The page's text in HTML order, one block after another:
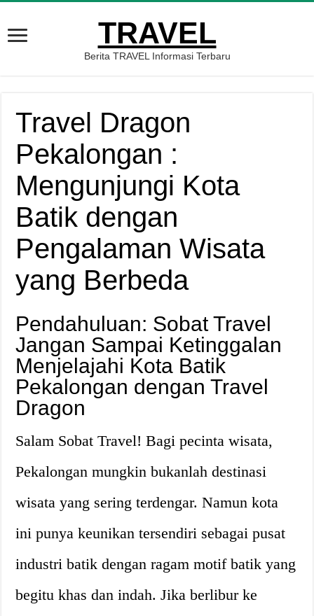
TRAVEL
Berita TRAVEL Informasi Terbaru
Travel Dragon
Pekalongan :
Mengunjungi Kota
Batik dengan
Pengalaman Wisata
yang Berbeda
Pendahuluan: Sobat Travel
Jangan Sampai Ketinggalan
Menjelajahi Kota Batik
Pekalongan dengan Travel
Dragon
Salam Sobat Travel! Bagi pecinta wisata,
Pekalongan mungkin bukanlah destinasi
wisata yang sering terdengar. Namun kota
ini punya keunikan tersendiri sebagai pusat
industri batik dengan ragam motif batik yang
begitu khas dan indah. Jika berlibur ke